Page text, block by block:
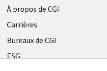
Useful
links
CANADA
FR
À propos de CGI
Carrières
Bureaux de CGI
ESG